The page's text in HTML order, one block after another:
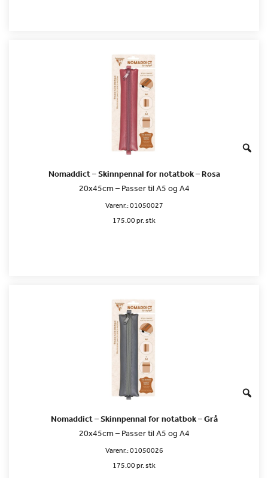
Nomaddict – Skinnpennal for notatbok – Rosa
20x45cm – Passer til A5 og A4
Varenr.:01050027
175.00 pr. stk
Nomaddict – Skinnpennal for notatbok – Grå
20x45cm – Passer til A5 og A4
Varenr.:01050026
175.00 pr. stk